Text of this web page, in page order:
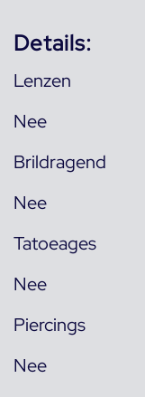
Details:
Lenzen
Nee
Brildragend
Nee
Tatoeages
Nee
Piercings
Nee